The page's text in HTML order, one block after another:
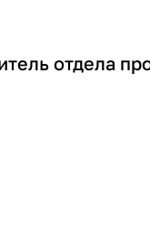
отдела